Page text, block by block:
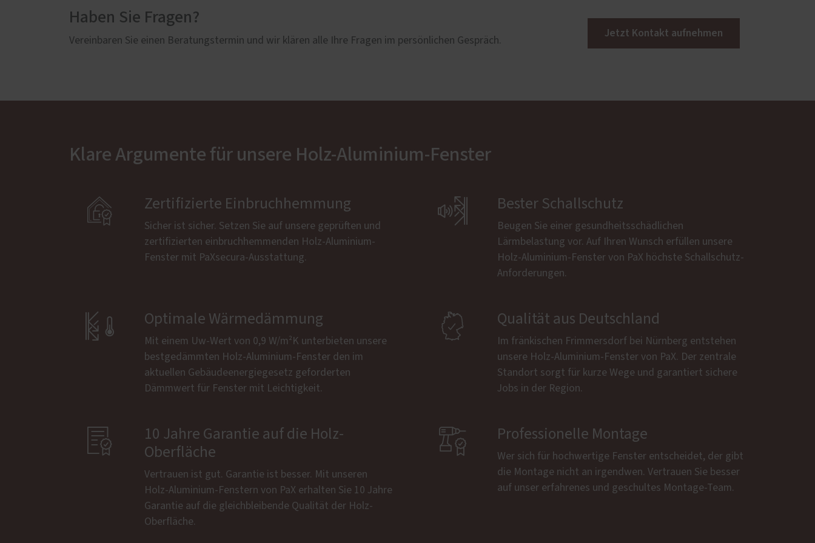
Haben Sie Fragen?
Vereinbaren Sie einen Beratungstermin und wir klären alle Ihre Fragen im persönlichen Gespräch.
Jetzt Kontakt aufnehmen
Klare Argumente für unsere Holz-Aluminium-Fenster
 Zertifizierte Einbruchhemmung
Sicher ist sicher. Setzen Sie auf unsere geprüften und
zertifizierten einbruchhemmenden Holz-Aluminium-
Fenster mit PaXsecura-Ausstattung.
 Bester Schallschutz
Beugen Sie einer gesundheitsschädlichen
Lärmbelastung vor. Auf Ihren Wunsch erfüllen unsere
Holz-Aluminium-Fenster von PaX höchste Schallschutz-
Anforderungen.
 Optimale Wärmedämmung
Mit einem Uw-Wert von 0,9 W/m²K unterbieten unsere
bestgedämmten Holz-Aluminium-Fenster den im
aktuellen Gebäudeenergiegesetz geforderten
Dämmwert für Fenster mit Leichtigkeit.
 Qualität aus Deutschland
Im fränkischen Frimmersdorf bei Nürnberg entstehen
unsere Holz-Aluminium-Fenster von PaX. Der zentrale
Standort sorgt für kurze Wege und garantiert sichere
Jobs in der Region.

10 Jahre Garantie auf die Holz-
Oberfläche
Vertrauen ist gut. Garantie ist besser. Mit unseren
Holz-Aluminium-Fenstern von PaX erhalten Sie 10 Jahre
Garantie auf die gleichbleibende Qualität der Holz-
Oberfläche.
 Professionelle Montage
Wer sich für hochwertige Fenster entscheidet, der gibt
die Montage nicht an irgendwen. Vertrauen Sie besser
auf unser erfahrenes und geschultes Montage-Team.